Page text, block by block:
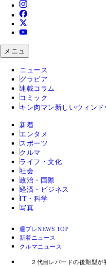
メニュ
ニュース
グラビア
連載コラム
コミック
キン肉マン 新しいウィンド
新着
エンタメ
スポーツ
クルマ
ライフ・文化
社会
政治・国際
経済・ビジネス
IT・科学
写真
週プレNEWS TOP
新着ニュース
クルマニュース
２代目レパードの後期型